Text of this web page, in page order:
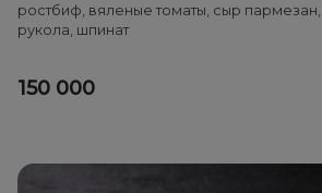
ростбиф, вяленые томаты, сыр пармезан,
рукола, шпинат
150 000